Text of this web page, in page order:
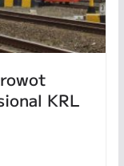
KRL